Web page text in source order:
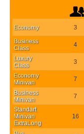
Economy 3
Business
Class
4
Luxury
Class
3
Economy
Minivan
7
Business
Minivan
7
Standart
Minivan
ExtraLong
16